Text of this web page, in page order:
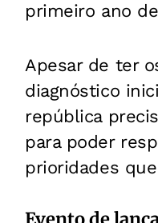
primeiro ano
Apesar de ter
diagnóstico
república
para poder
prioridades